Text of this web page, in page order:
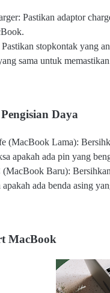
Pastikan adaptor
stopkontak yang
sama untuk
Daya
(MacBook Lama):
apakah ada pin yang
Baru):
ada benda asing
MacBook